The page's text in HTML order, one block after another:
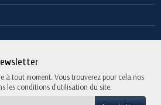
à tout moment. Vous trouverez pour cela nos
les conditions d'utilisation du site.